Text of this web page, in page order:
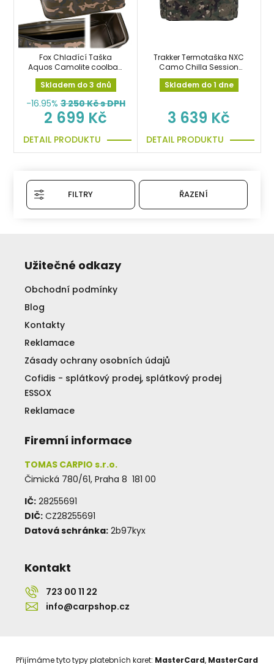
Fox Chladící Taška
Aquos Camolite coolbag
30L na boilies, krmení,
jídlo, pití
Skladem do 3 dnů
-16.95% 3 250Kč s DPH
2 699 Kč
DETAIL PRODUKTU
Trakker Termotaška NXC
Camo Chilla Session
Food Bag
Skladem do 1 dne
3 639 Kč
DETAIL PRODUKTU
FILTRY ŘAZENÍ
Užitečné odkazy
Obchodní podmínky
Blog
Kontakty
Reklamace
Zásady ochrany osobních údajů
Cofidis - splátkový prodej, splátkový prodej
ESSOX
Reklamace
Firemní informace
TOMAS CARPIO s.r.o.
Čimická 780/61, Praha 8 181 00
IČ: 28255691
DIČ: CZ28255691
Datová schránka: 2b97kyx
Kontakt
723 00 11 22
info@carpshop.cz
Přijímáme tyto typy platebních karet: MasterCard, MasterCard